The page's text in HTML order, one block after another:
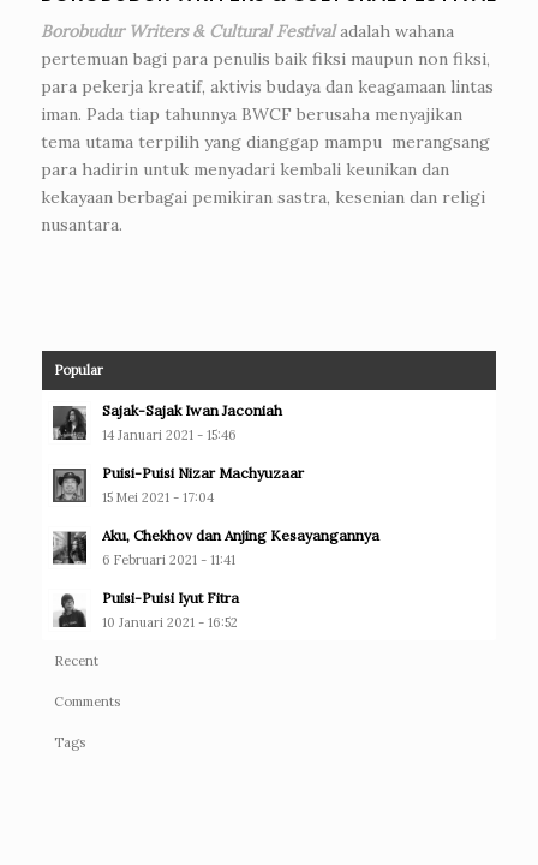
Borobudur Writers & Cultural Festivaladalah wahana
pertemuan bagi para penulis baik fiksi maupun non fiksi,
para pekerja kreatif, aktivis budaya dan keagamaan lintas
iman. Pada tiap tahunnya BWCF berusaha menyajikan
tema utama terpilih yang dianggap mampu merangsang
para hadirin untuk menyadari kembali keunikan dan
kekayaan berbagai pemikiran sastra, kesenian dan religi
nusantara.
Popular
Sajak-Sajak Iwan Jaconiah
14 Januari 2021 - 15:46
Puisi-Puisi Nizar Machyuzaar
15 Mei 2021 - 17:04
Aku, Chekhov dan Anjing Kesayangannya
6 Februari 2021 - 11:41
Puisi-Puisi Iyut Fitra
10 Januari 2021 - 16:52
Recent
Comments
Tags